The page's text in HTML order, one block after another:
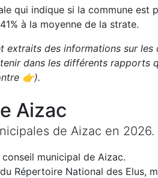
qui indique si la commune est
% à la moyenne de la strate.
extraits des informations sur
dans les différents rapports
👉).
Aizac
de Aizac en 2026.
municipal de Aizac.
Répertoire National des Elus,